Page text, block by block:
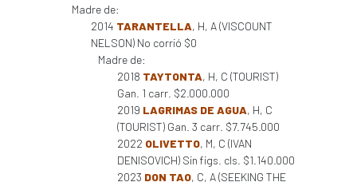
Madre de:
2014 TARANTELLA, H, A (VISCOUNT
NELSON) No corrió $0
Madre de:
2018 TAYTONTA, H, C (TOURIST)
Gan. 1 carr. $2.000.000
2019 LAGRIMAS DE AGUA, H, C
(TOURIST) Gan. 3 carr. $7.745.000
2022 OLIVETTO, M, C (IVAN
DENISOVICH) Sin figs. cls. $1.140.000
2023 DON TAO, C, A (SEEKING THE